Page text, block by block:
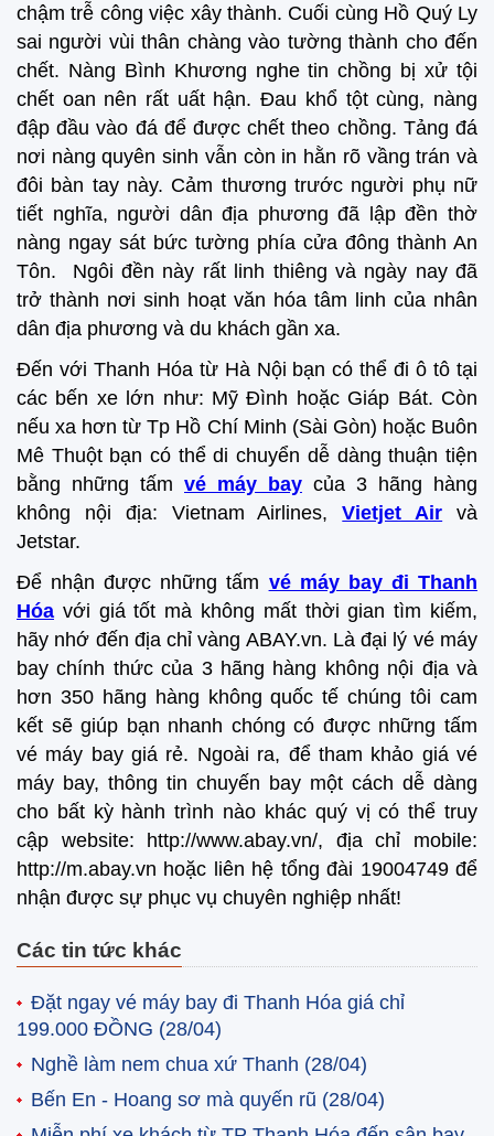
chậm trễ công việc xây thành. Cuối cùng Hồ Quý Ly
sai người vùi thân chàng vào tường thành cho đến
chết. Nàng Bình Khương nghe tin chồng bị xử tội
chết oan nên rất uất hận. Đau khổ tột cùng, nàng
đập đầu vào đá để được chết theo chồng. Tảng đá
nơi nàng quyên sinh vẫn còn in hằn rõ vầng trán và
đôi bàn tay này. Cảm thương trước người phụ nữ
tiết nghĩa, người dân địa phương đã lập đền thờ
nàng ngay sát bức tường phía cửa đông thành An
Tôn. Ngôi đền này rất linh thiêng và ngày nay đã
trở thành nơi sinh hoạt văn hóa tâm linh của nhân
dân địa phương và du khách gần xa.
Đến với Thanh Hóa từ Hà Nội bạn có thể đi ô tô tại
các bến xe lớn như: Mỹ Đình hoặc Giáp Bát. Còn
nếu xa hơn từ Tp Hồ Chí Minh (Sài Gòn) hoặc Buôn
Mê Thuột bạn có thể di chuyển dễ dàng thuận tiện
bằng những tấm vé máy bay của 3 hãng hàng
không nội địa: Vietnam Airlines,Vietjet Air và
Jetstar.
Để nhận được những tấm vé máy bay đi Thanh
Hóa với giá tốt mà không mất thời gian tìm kiếm,
hãy nhớ đến địa chỉ vàng ABAY.vn. Là đại lý vé máy
bay chính thức của 3 hãng hàng không nội địa và
hơn 350 hãng hàng không quốc tế chúng tôi cam
kết sẽ giúp bạn nhanh chóng có được những tấm
vé máy bay giá rẻ. Ngoài ra, để tham khảo giá vé
máy bay, thông tin chuyến bay một cách dễ dàng
cho bất kỳ hành trình nào khác quý vị có thể truy
cập website: http://www.abay.vn/, địa chỉ mobile:
http://m.abay.vn hoặc liên hệ tổng đài 19004749 để
nhận được sự phục vụ chuyên nghiệp nhất!
Các tin tức khác
Đặt ngay vé máy bay đi Thanh Hóa giá chỉ
199.000 ĐỒNG (28/04)
Nghề làm nem chua xứ Thanh (28/04)
Bến En - Hoang sơ mà quyến rũ (28/04)